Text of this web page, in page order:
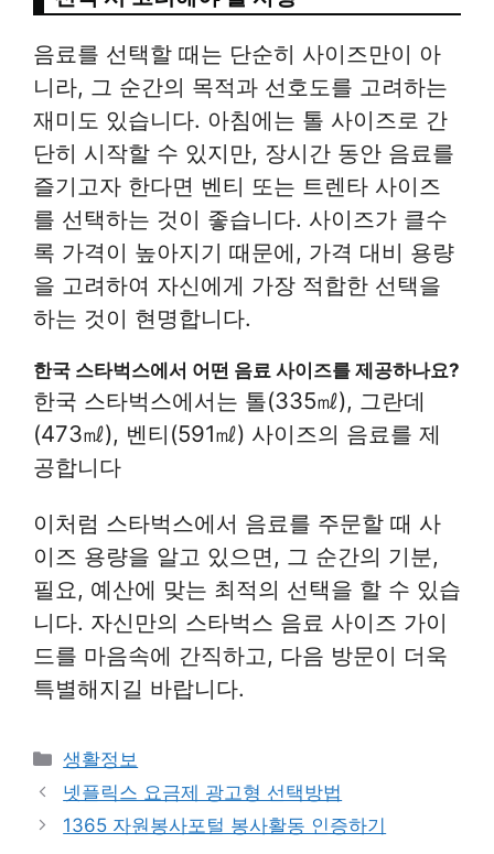
음료를 선택할 때는 단순히 사이즈만이 아
니라, 그 순간의 목적과 선호도를 고려하는
재미도 있습니다. 아침에는 톨 사이즈로 간
단히 시작할 수 있지만, 장시간 동안 음료를
즐기고자 한다면 벤티 또는 트렌타 사이즈
를 선택하는 것이 좋습니다. 사이즈가 클수
록 가격이 높아지기 때문에, 가격 대비 용량
을 고려하여 자신에게 가장 적합한 선택을
하는 것이 현명합니다.
한국 스타벅스에서 어떤 음료 사이즈를 제공하나요?
한국 스타벅스에서는 톨(335㎖), 그란데
(473㎖), 벤티(591㎖) 사이즈의 음료를 제
공합니다
이처럼 스타벅스에서 음료를 주문할 때 사
이즈 용량을 알고 있으면, 그 순간의 기분,
필요, 예산에 맞는 최적의 선택을 할 수 있습
니다. 자신만의 스타벅스 음료 사이즈 가이
드를 마음속에 간직하고, 다음 방문이 더욱
특별해지길 바랍니다.
Categories
생활정보
넷플릭스 요금제 광고형 선택방법
1365 자원봉사포털 봉사활동 인증하기